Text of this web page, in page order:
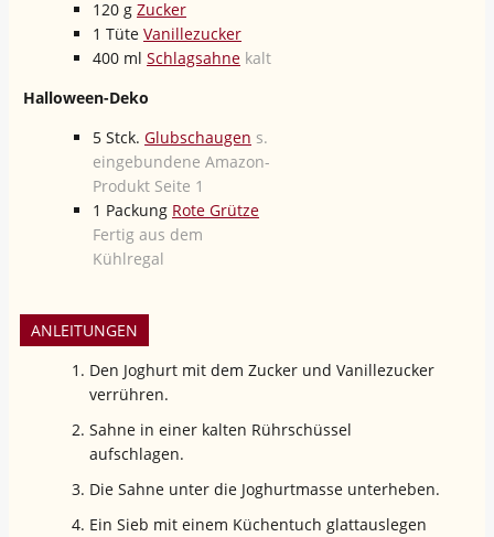
120 g Zucker
1 Tüte Vanillezucker
400 ml Schlagsahne kalt
Halloween-Deko
5 Stck. Glubschaugen s.
eingebundene Amazon-
Produkt Seite 1
1 Packung Rote Grütze
Fertig aus dem
Kühlregal
ANLEITUNGEN
Den Joghurt mit dem Zucker und Vanillezucker
verrühren.
Sahne in einer kalten Rührschüssel
aufschlagen.
Die Sahne unter die Joghurtmasse unterheben.
Ein Sieb mit einem Küchentuch glattauslegen